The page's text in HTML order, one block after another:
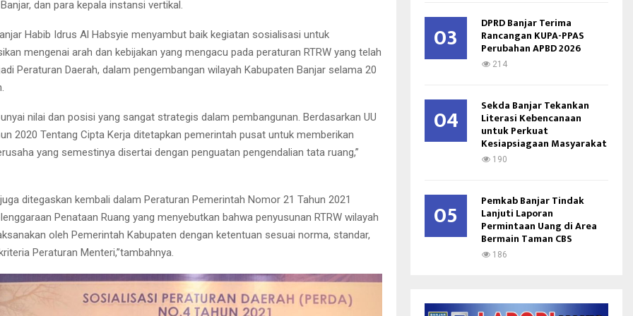
dan para kepala instansi vertikal.
Habib Idrus Al Habsyie menyambut baik kegiatan sosialisasi untuk
mengenai arah dan kebijakan yang mengacu pada peraturan RTRW yang telah
Peraturan Daerah, dalam pengembangan wilayah Kabupaten Banjar selama 20
nilai dan posisi yang sangat strategis dalam pembangunan. Berdasarkan UU
2020 Tentang Cipta Kerja ditetapkan pemerintah pusat untuk memberikan
yang semestinya disertai dengan penguatan pengendalian tata ruang,”
ditegaskan kembali dalam Peraturan Pemerintah Nomor 21 Tahun 2021
Penataan Ruang yang menyebutkan bahwa penyusunan RTRW wilayah
oleh Pemerintah Kabupaten dengan ketentuan sesuai norma, standar,
Peraturan Menteri,”tambahnya.
03 DPRD Banjar Terima
Rancangan KUPA-PPAS
Perubahan APBD 2026
214
04 Sekda Banjar Tekankan
Literasi Kebencanaan
untuk Perkuat
Kesiapsiagaan Masyarakat
190
05 Pemkab Banjar Tindak
Lanjuti Laporan
Permintaan Uang di Area
Bermain Taman CBS
186